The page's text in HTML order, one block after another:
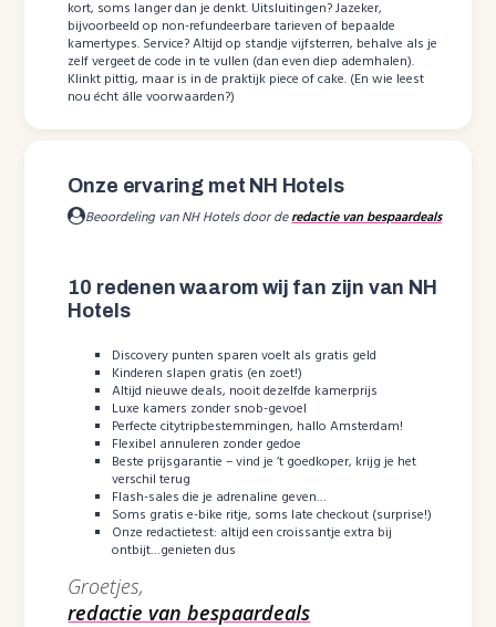
kort, soms langer dan je denkt. Uitsluitingen? Jazeker,
bijvoorbeeld op non-refundeerbare tarieven of bepaalde
kamertypes. Service? Altijd op standje vijfsterren, behalve als je
zelf vergeet de code in te vullen (dan even diep ademhalen).
Klinkt pittig, maar is in de praktijk piece of cake. (En wie leest
nou écht álle voorwaarden?)
Onze ervaring met NH Hotels
Beoordeling van NH Hotels door deredactie van bespaardeals
10 redenen waarom wij fan zijn van NH
Hotels
Discovery punten sparen voelt als gratis geld
Kinderen slapen gratis (en zoet!)
Altijd nieuwe deals, nooit dezelfde kamerprijs
Luxe kamers zonder snob-gevoel
Perfecte citytripbestemmingen, hallo Amsterdam!
Flexibel annuleren zonder gedoe
Beste prijsgarantie – vind je ’t goedkoper, krijg je het
verschil terug
Flash-sales die je adrenaline geven…
Soms gratis e-bike ritje, soms late checkout (surprise!)
Onze redactietest: altijd een croissantje extra bij
ontbijt…genieten dus
Groetjes,
redactie van bespaardeals